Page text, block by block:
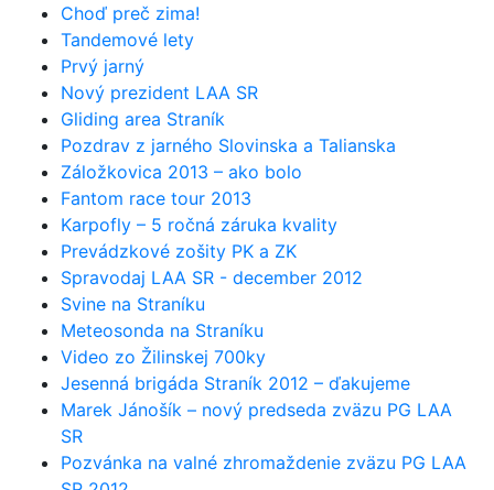
Choď preč zima!
Tandemové lety
Prvý jarný
Nový prezident LAA SR
Gliding area Straník
Pozdrav z jarného Slovinska a Talianska
Záložkovica 2013 – ako bolo
Fantom race tour 2013
Karpofly – 5 ročná záruka kvality
Prevádzkové zošity PK a ZK
Spravodaj LAA SR - december 2012
Svine na Straníku
Meteosonda na Straníku
Video zo Žilinskej 700ky
Jesenná brigáda Straník 2012 – ďakujeme
Marek Jánošík – nový predseda zväzu PG LAA
SR
Pozvánka na valné zhromaždenie zväzu PG LAA